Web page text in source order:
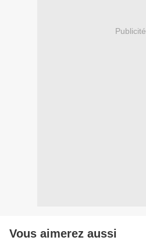
Publicité
Vous aimerez aussi